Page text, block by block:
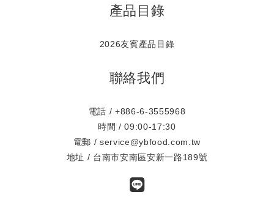
產品目錄
2026友賓產品目錄
聯絡我們
電話 / +886-6-3555968
時間 / 09:00-17:30
電郵 / service@ybfood.com.tw
地址 / 台南市安南區安新一路189號